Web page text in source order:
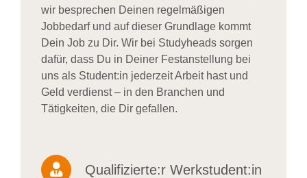
wir besprechen Deinen regelmäßigen
Jobbedarf und auf dieser Grundlage kommt
Dein Job zu Dir. Wir bei Studyheads sorgen
dafür, dass Du in Deiner Festanstellung bei
uns als Student:in jederzeit Arbeit hast und
Geld verdienst – in den Branchen und
Tätigkeiten, die Dir gefallen.
Qualifizierte:r Werkstudent:in